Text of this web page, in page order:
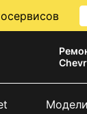
Модели